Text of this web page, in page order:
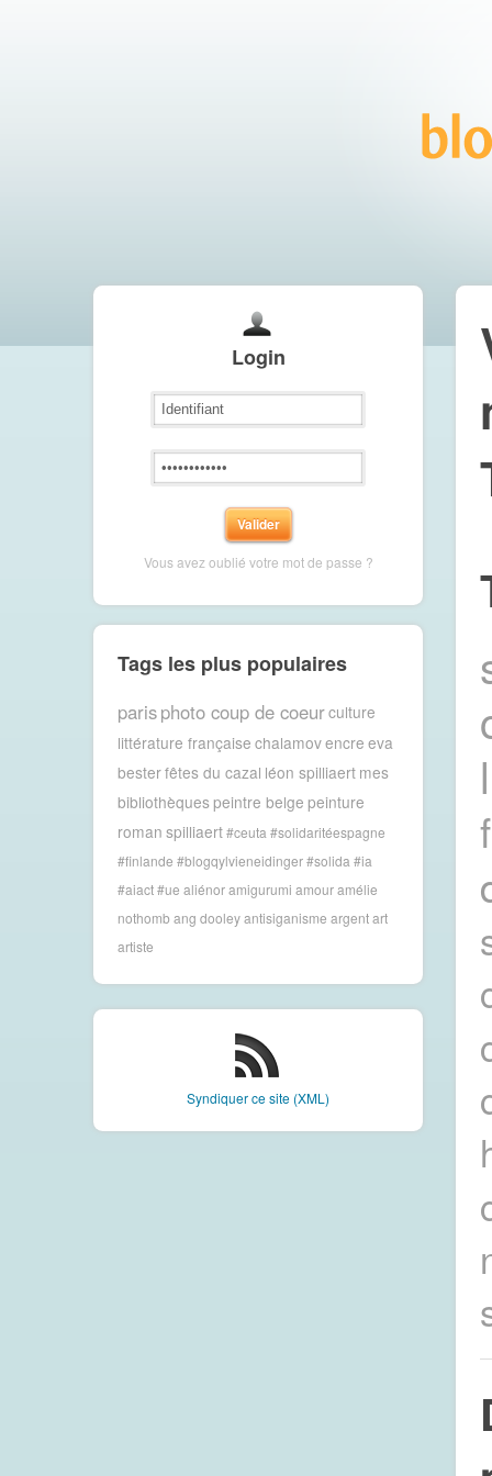
Login
Vous avez oublié votre mot de passe ?
Tags les plus populaires
parisphoto coup de coeurculture
littérature française chalamovencre eva
besterfêtes du cazal léon spilliaert mes
bibliothèquespeintre belge peinture
roman spilliaert #ceuta #solidaritéespagne
#finlande #blogqylvieneidinger #solida #ia
#aiact #ue aliénor amigurumi amour amélie
nothomb ang dooley antisiganisme argent art
artiste
Syndiquer ce site (XML)